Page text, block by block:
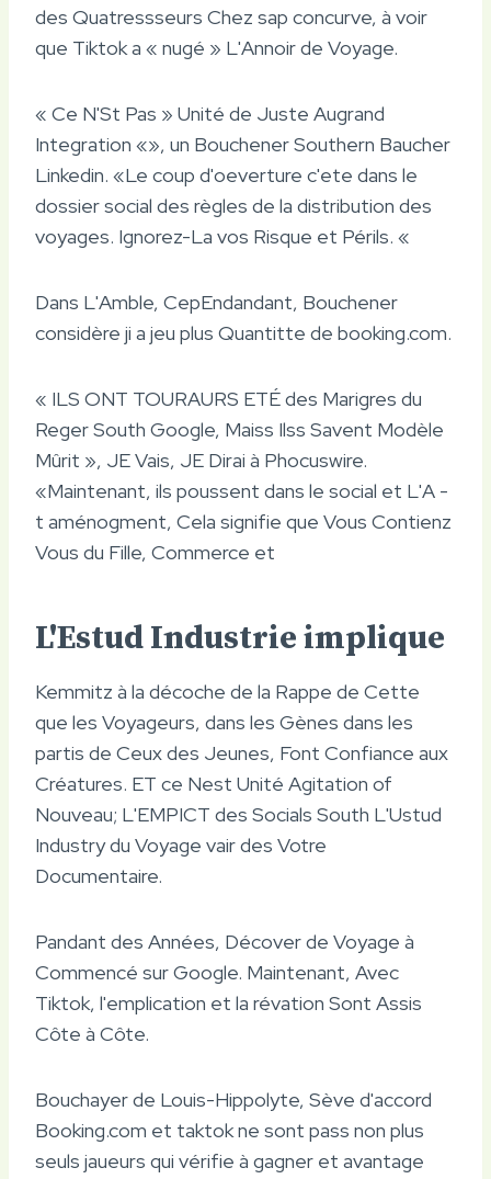
des Quatressseurs Chez sap concurve, à voir
que Tiktok a « nugé » L'Annoir de Voyage.
« Ce N'St Pas » Unité de Juste Augrand
Integration «», un Bouchener Southern Baucher
Linkedin. «Le coup d'oeverture c'ete dans le
dossier social des règles de la distribution des
voyages. Ignorez-La vos Risque et Périls. «
Dans L'Amble, CepEndandant, Bouchener
considère ji a jeu plus Quantitte de booking.com.
« ILS ONT TOURAURS ETÉ des Marigres du
Reger South Google, Maiss Ilss Savent Modèle
Mûrit », JE Vais, JE Dirai à Phocuswire.
«Maintenant, ils poussent dans le social et L'A -
t aménogment, Cela signifie que Vous Contienz
Vous du Fille, Commerce et
L'Estud Industrie implique
Kemmitz à la décoche de la Rappe de Cette
que les Voyageurs, dans les Gènes dans les
partis de Ceux des Jeunes, Font Confiance aux
Créatures. ET ce Nest Unité Agitation of
Nouveau; L'EMPICT des Socials South L'Ustud
Industry du Voyage vair des Votre
Documentaire.
Pandant des Années, Décover de Voyage à
Commencé sur Google. Maintenant, Avec
Tiktok, l'emplication et la révation Sont Assis
Côte à Côte.
Bouchayer de Louis-Hippolyte, Sève d'accord
Booking.com et taktok ne sont pass non plus
seuls jaueurs qui vérifie à gagner et avantage